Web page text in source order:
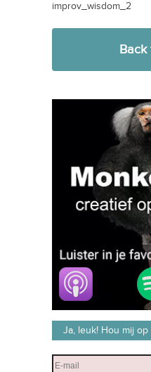
improv_wisdom_2
Back
Ja, leuk! Hou mij